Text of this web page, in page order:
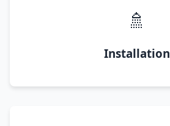
🚿
Installation